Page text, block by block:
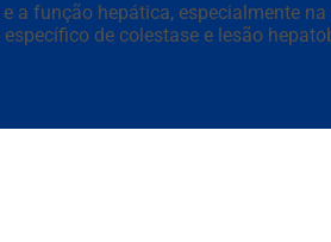
a função hepática, especialmente
de colestase e lesão